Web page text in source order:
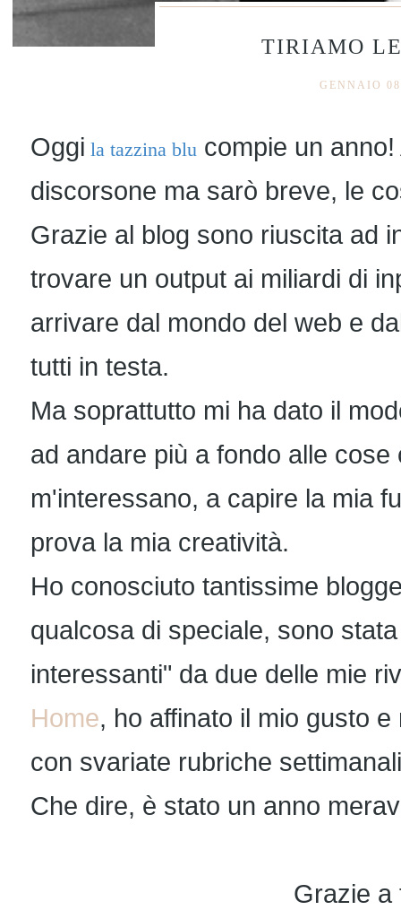
TIRIAMO
GENNAIO
Oggi la tazzina blu compie un
discorsone ma sarò breve, le
Grazie al blog sono riuscita ad
trovare un output ai miliardi di
arrivare dal mondo del web e
tutti in testa.
Ma soprattutto mi ha dato il
ad andare più a fondo alle
m'interessano, a capire la mia
prova la mia creatività.
Ho conosciuto tantissime
qualcosa di speciale, sono
interessanti" da due delle mie
Home, ho affinato il mio gusto
con svariate rubriche
Che dire, è stato un anno
Grazie a